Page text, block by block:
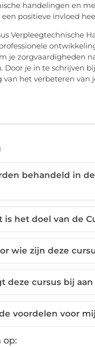
handelingen en
positieve invloed
Verpleegtechnische
je zorgvaardigheden
je in te schrijven
het verbeteren van
behandeld in
is het doel van de
wie zijn deze
deze cursus bij
voordelen voor
op: